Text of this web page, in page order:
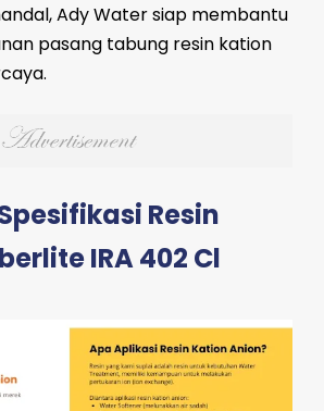
Ady Water siap membantu
pasang tabung resin kation
Resin
IRA 402 Cl